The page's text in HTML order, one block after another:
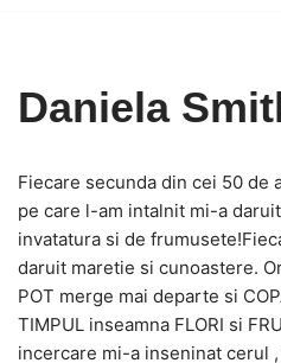
Daniela
Fiecare secunda din cei 50 de
pe care l-am intalnit mi-a
invatatura si de
daruit maretie si cunoastere.
POT merge mai departe si
TIMPUL inseamna FLORI si
incercare mi-a inseninat cerul